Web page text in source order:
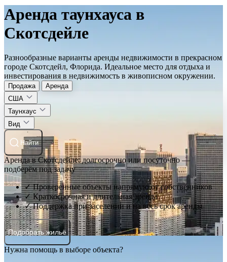
Аренда таунхауса в
Скотсдейле
Разнообразные варианты аренды недвижимости в прекрасном
городе Скотсдейл, Флорида. Идеальное место для отдыха и
инвестирования в недвижимость в живописном окружении.
Продажа
Аренда
США
Таунхаус
Вид
Найти
Аренда в Скотсдейле: долгосрочно или посуточно —
подберём под задачу
✓ Проверенные объекты напрямую от собственников
✓ Краткосрочная и длительная аренда
✓ Поддержка при заселении и на весь срок аренды
Подобрать жильё
Нужна помощь в выборе объекта?